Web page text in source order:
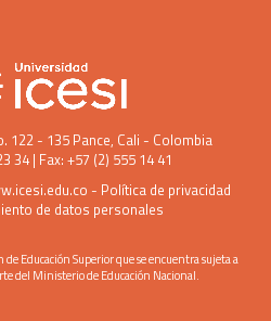
122 - 135 Pance, Cali - Colombia
34 | Fax: +57 (2) 555 14 41
- Política de privacidad
de datos personales
Educación Superior que se encuentra sujeta a
del Ministerio de Educación Nacional.